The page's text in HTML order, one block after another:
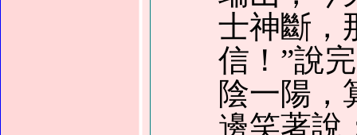
士神斷，
信！”說
陰一陽，
邊笑著說